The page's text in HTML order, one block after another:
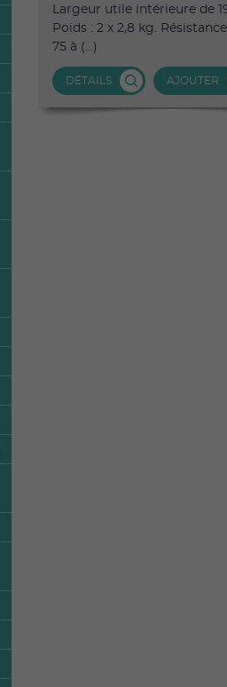
Largeur utile intérieure de
Poids : 2 x 2,8 kg.
75 à (...)
DÉTAILS AJOUTER